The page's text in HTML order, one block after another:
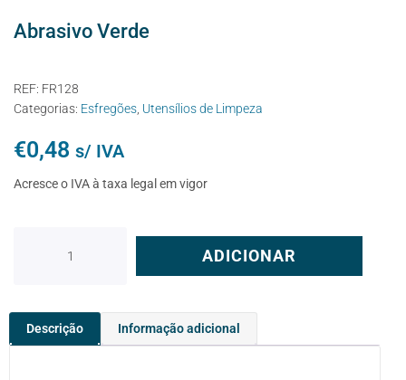
Abrasivo Verde
REF: FR128
Categorias: Esfregões Utensílios de Limpeza
€0,48 s/ IVA
Acresce o IVA à taxa legal em vigor
ADICIONAR
Descrição Informação adicional